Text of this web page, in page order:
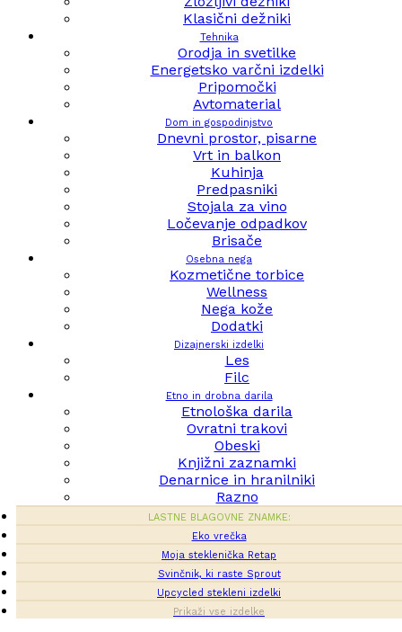
Klasični dežniki
Tehnika
Orodja in svetilke
Energetsko varčni izdelki
Pripomočki
Avtomaterial
Dom in gospodinjstvo
Dnevni prostor, pisarne
Vrt in balkon
Kuhinja
Predpasniki
Stojala za vino
Ločevanje odpadkov
Brisače
Osebna nega
Kozmetične torbice
Wellness
Nega kože
Dodatki
Dizajnerski izdelki
Les
Filc
Etno in drobna darila
Etnološka darila
Ovratni trakovi
Obeski
Knjižni zaznamki
Denarnice in hranilniki
Razno
LASTNE BLAGOVNE ZNAMKE:
Eko vrečka
Moja steklenička Retap
Svinčnik, ki raste Sprout
Upcycled stekleni izdelki
Prikaži vse izdelke